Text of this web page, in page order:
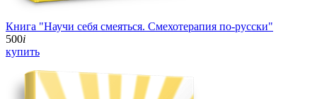
Книга "Научи себя смеяться. Смехотерапия по-русски"
500i
купить